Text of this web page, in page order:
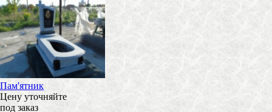
Пам'ятник
Цену уточняйте
под заказ